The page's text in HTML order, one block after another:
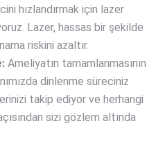
hızlandırmak için lazer
Lazer, hassas bir şekilde
riskini azaltır.
Ameliyatın tamamlanmasının
dinlenme süreciniz
takip ediyor ve herhangi
sizi gözlem altında